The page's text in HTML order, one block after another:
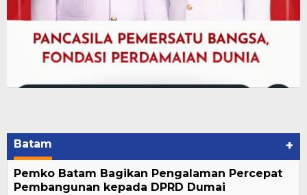
Batam +
Pemko Batam Bagikan Pengalaman Percepat
Pembangunan kepada DPRD Dumai